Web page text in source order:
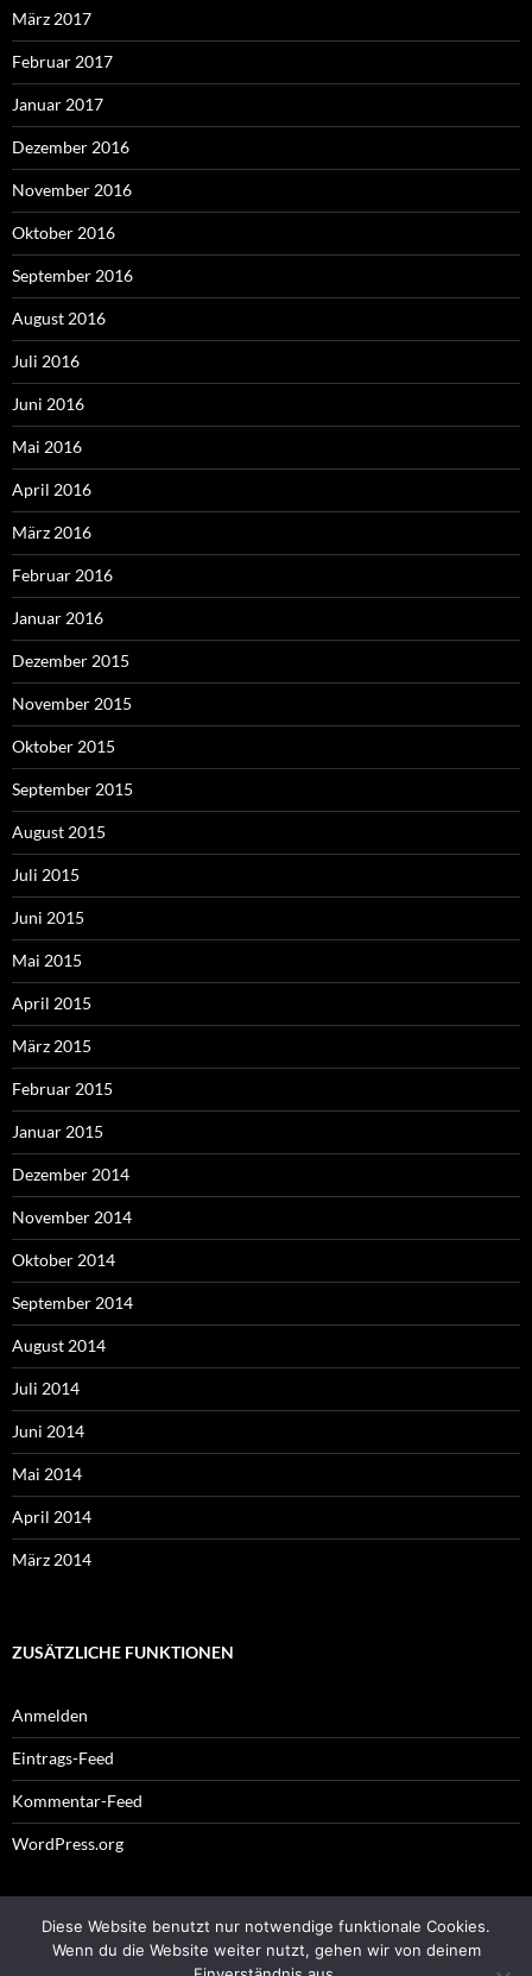
März 2017
Februar 2017
Januar 2017
Dezember 2016
November 2016
Oktober 2016
September 2016
August 2016
Juli 2016
Juni 2016
Mai 2016
April 2016
März 2016
Februar 2016
Januar 2016
Dezember 2015
November 2015
Oktober 2015
September 2015
August 2015
Juli 2015
Juni 2015
Mai 2015
April 2015
März 2015
Februar 2015
Januar 2015
Dezember 2014
November 2014
Oktober 2014
September 2014
August 2014
Juli 2014
Juni 2014
Mai 2014
April 2014
März 2014
ZUSÄTZLICHE FUNKTIONEN
Anmelden
Eintrags-Feed
Kommentar-Feed
WordPress.org
Impressum
Diese Website benutzt nur notwendige funktionale Cookies.
Wenn du die Website weiter nutzt, gehen wir von deinem